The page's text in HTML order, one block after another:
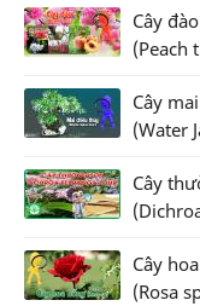
Cây đào
(Peach
Cây
(Water
Cây
Cây
(Rosa